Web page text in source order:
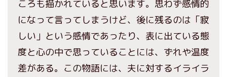
ころも描かれていると思います。思わず感情的
になって言ってしまうけど、後に残るのは「寂
しい」という感情であったり、表に出ている態
度と心の中で思っていることには、ずれや温度
差がある。この物語には、夫に対するイライラ